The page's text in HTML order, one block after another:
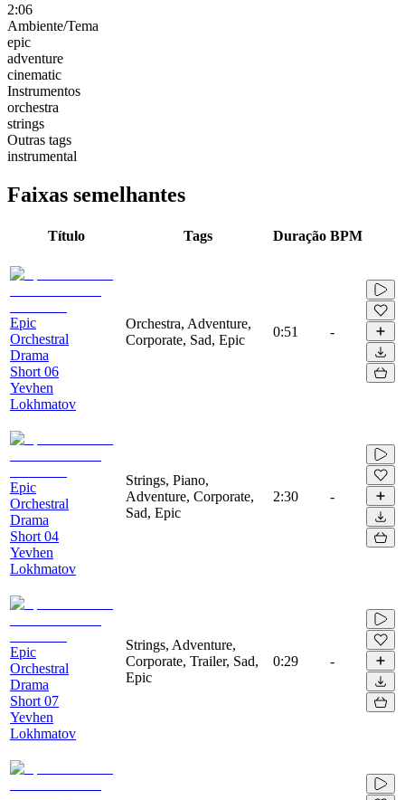
2:06
Ambiente/Tema
epic
adventure
cinematic
Instrumentos
orchestra
strings
Outras tags
instrumental
Faixas semelhantes
Título Tags Duração BPM
Epic
Orchestral
Drama
Short 06
Yevhen
Lokhmatov
Orchestra, Adventure,
Corporate, Sad, Epic
0:51 -
Epic
Orchestral
Drama
Short 04
Yevhen
Lokhmatov
Strings, Piano,
Adventure, Corporate,
Sad, Epic
2:30 -
Epic
Orchestral
Drama
Short 07
Yevhen
Lokhmatov
Strings, Adventure,
Corporate, Trailer, Sad,
Epic
0:29 -